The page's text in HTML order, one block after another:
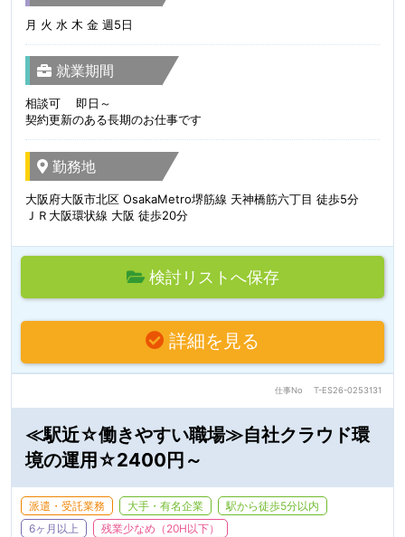
月 火 水 木 金 週5日
就業期間
相談可 即日～
契約更新のある長期のお仕事です
勤務地
大阪府大阪市北区 OsakaMetro堺筋線 天神橋筋六丁目 徒歩5分
ＪＲ大阪環状線 大阪 徒歩20分
検討リストへ保存
詳細を見る
仕事No T-ES26-0253131
≪駅近☆働きやすい職場≫自社クラウド環
境の運用☆2400円～
派遣・受託業務 大手・有名企業
駅から徒歩5分以内
6ヶ月以上
残業少なめ（20H以下）